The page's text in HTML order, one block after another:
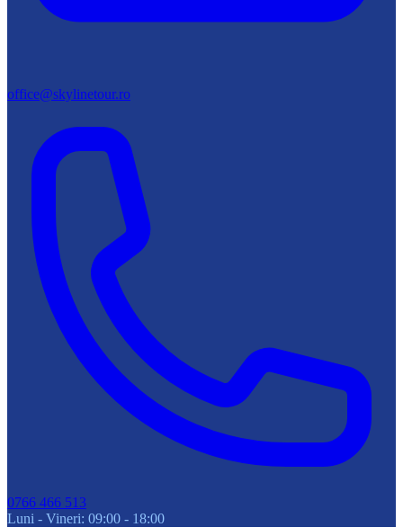
office@skylinetour.ro
0766 466 513
Luni - Vineri: 09:00 - 18:00